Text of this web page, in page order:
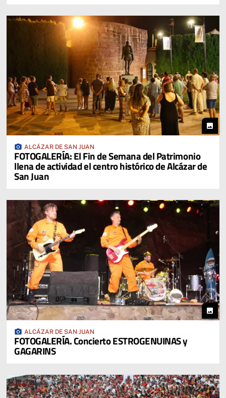
photo
photo_camera ALCÁZAR DE SAN JUAN
FOTOGALERÍA: El Fin de Semana del Patrimonio
llena de actividad el centro histórico de Alcázar de
San Juan
photo
photo_camera ALCÁZAR DE SAN JUAN
FOTOGALERÍA. Concierto ESTROGENUINAS y
GAGARINS